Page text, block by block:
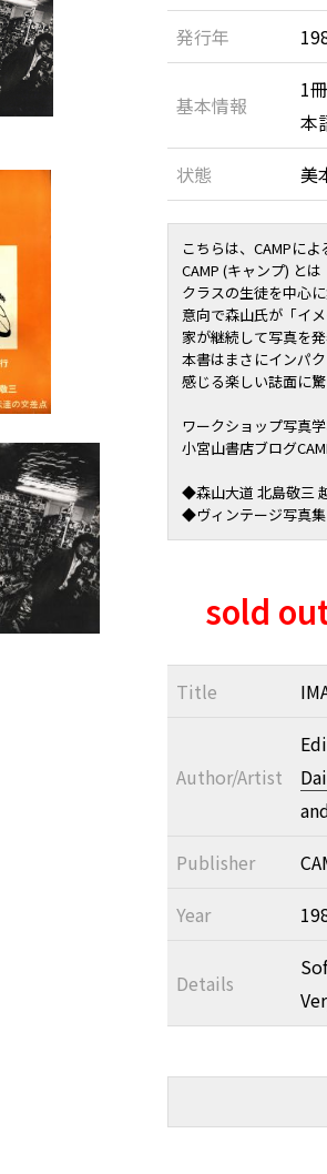
発行年
基本情報
1
本
状態
美
こちらは、CAMPによ
CAMP (キャンプ) とは
クラスの生徒を中心
意向で森山氏が「イ
家が継続して写真を
本書はまさにインパ
感じる楽しい誌面に驚
ワークショップ写真
小宮山書店ブログ
◆森山大道 北島敬三
◆ヴィンテージ写真
sold
Title
Author/Artist
Publisher
Year
Details